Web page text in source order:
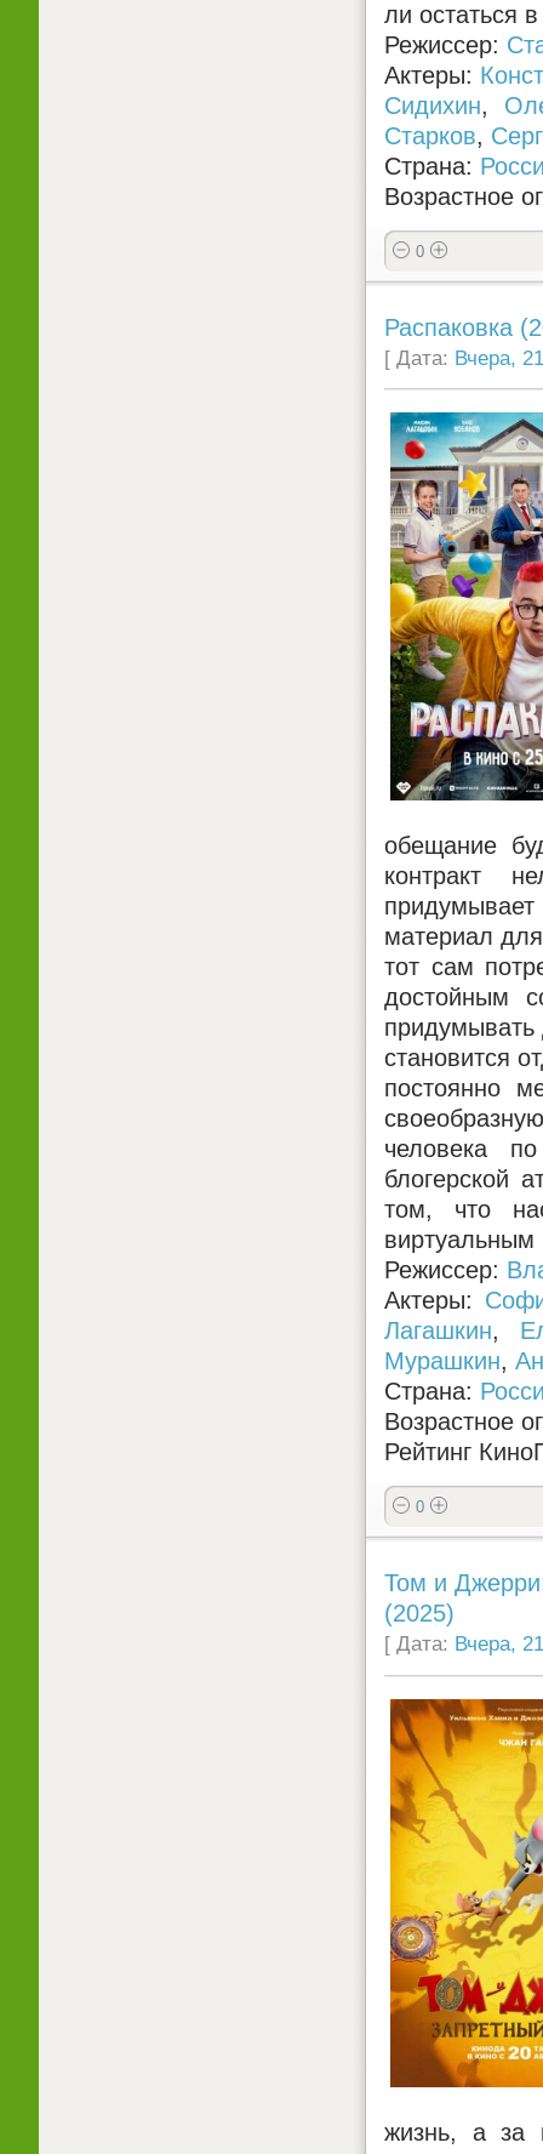
ли остаться
Режиссер:
Актеры:
Сидихин,
Старков,
Страна:
Возрастное
0
Распаковка
[ Дата: Вчера,
обещание
контракт
придумывает
материал
тот сам
достойным
становится
постоянно
человека
блогерской
том, что
Режиссер:
Актеры:
Лагашкин,
Мурашкин,
Страна:
Возрастное
Рейтинг
0
Том и
(2025)
[ Дата: Вчера,
жизнь, а за